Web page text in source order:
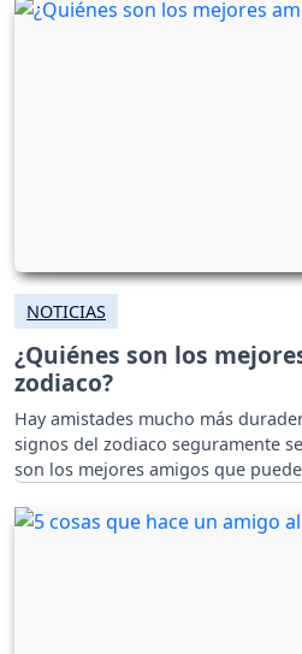
NOTICIAS
¿Quiénes son los
zodiaco?
Hay amistades mucho más
signos del zodiaco seguramente
son los mejores amigos que